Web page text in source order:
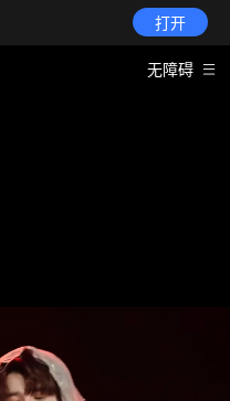
打开
无障碍